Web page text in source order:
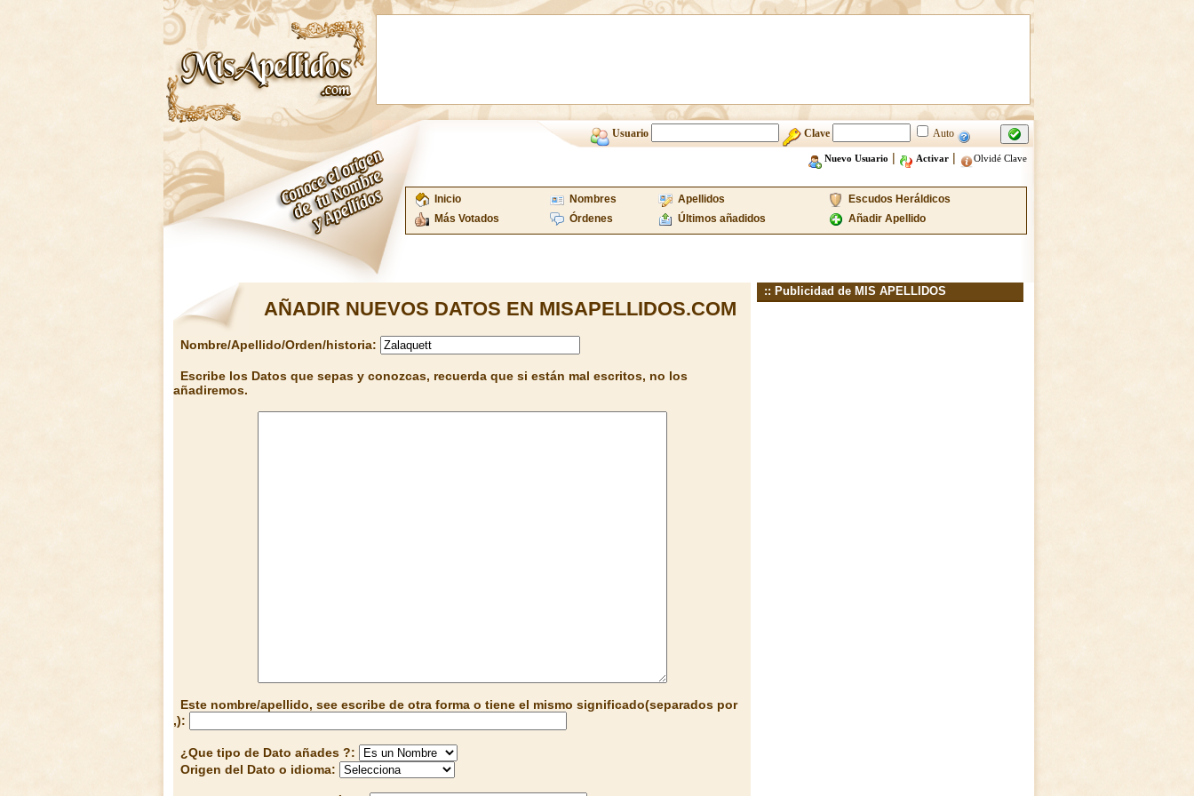
Usuario Clave Auto
Nuevo Usuario | Activar| Olvidé Clave
Inicio Nombres Apellidos
Escudos Heráldicos
Más Votados
Órdenes Últimos añadidos Añadir Apellido
AÑADIR NUEVOS DATOS EN MISAPELLIDOS.COM
Nombre/Apellido/Orden/historia:
Escribe los Datos que sepas y conozcas, recuerda que si están mal escritos, no los
añadiremos.
Este nombre/apellido, see escribe de otra forma o tiene el mismo significado(separados por
,):
¿Que tipo de Dato añades ?:
Origen del Dato o idioma:
:: Publicidad de MIS APELLIDOS